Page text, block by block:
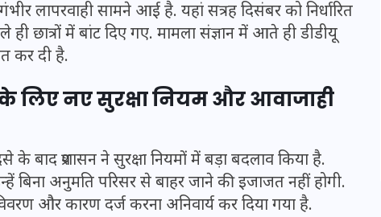
लापरवाही सामने आई है. यहां सत्रह दिसंबर को निर्धारित
ही छात्रों में बांट दिए गए. मामला संज्ञान में आते ही डीडीयू
कर दी है.
लिए नए सुरक्षा नियम और आवाजाही
प्रशासन ने सुरक्षा नियमों में बड़ा बदलाव किया है.
बिना अनुमति परिसर से बाहर जाने की इजाजत नहीं होगी.
और कारण दर्ज करना अनिवार्य कर दिया गया है.
क्या कहते हैं आपके सितारे (25
अगस्त से 31 अगस्त)
24 अगस्त 2025